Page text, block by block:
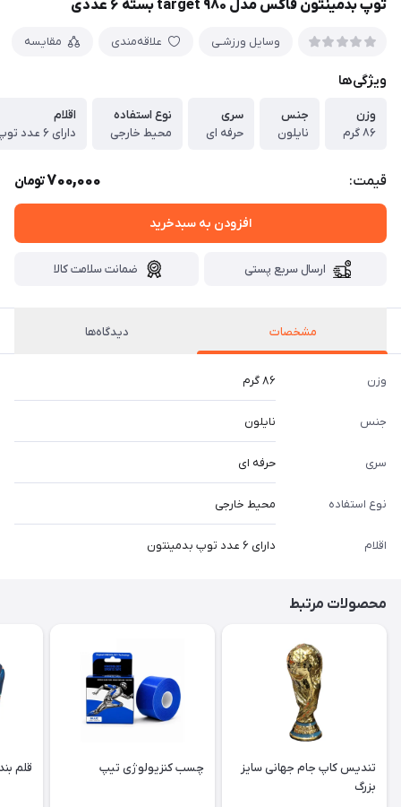
توپ بدمینتون فاکس مدل target ۹۸۰ بسته ۶ عددی
وسایل ورزشـی علاقه‌مندی مقایسه
ویژگی‌ها
وزن
۸۶ گرم
جنس
نایلون
سری
حرفه ای
نوع استفاده
محیط خارجی
اقلام
دارای ۶ عدد توپ بدمینتون
قیمت: 700,000تومان
افزودن به سبدخرید
ارسال سریع پستی ضمانت سلامت کالا
مشخصات دیدگاه‌ها
وزن ۸۶ گرم
جنس نایلون
سری حرفه ای
نوع استفاده محیط خارجی
اقلام دارای ۶ عدد توپ بدمینتون
محصولات مرتبط
تندیس کاپ جام جهانی سایز
بزرگ
چسب کنزیولوژی تیپ قلم